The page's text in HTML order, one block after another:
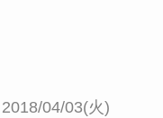
2018/04/03(火)